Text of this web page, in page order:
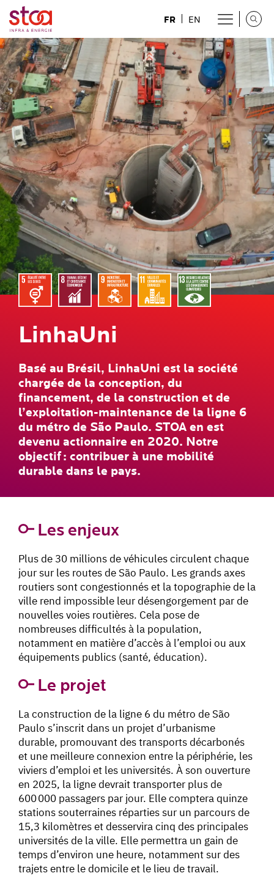
FR EN
LinhaUni
Basé au Brésil, LinhaUni est la société
chargée de la conception, du
financement, de la construction et de
l’exploitation-maintenance de la ligne 6
du métro de São Paulo. STOA en est
devenu actionnaire en 2020. Notre
objectif : contribuer à une mobilité
durable dans le pays.
Les enjeux
Plus de 30 millions de véhicules circulent chaque
jour sur les routes de São Paulo. Les grands axes
routiers sont congestionnés et la topographie de la
ville rend impossible leur désengorgement par de
nouvelles voies routières. Cela pose de
nombreuses difficultés à la population,
notamment en matière d’accès à l’emploi ou aux
équipements publics (santé, éducation).
Le projet
La construction de la ligne 6 du métro de São
Paulo s’inscrit dans un projet d’urbanisme
durable, promouvant des transports décarbonés
et une meilleure connexion entre la périphérie, les
viviers d’emploi et les universités. À son ouverture
en 2025, la ligne devrait transporter plus de
600 000 passagers par jour. Elle comptera quinze
stations souterraines réparties sur un parcours de
15,3 kilomètres et desservira cinq des principales
universités de la ville. Elle permettra un gain de
temps d’environ une heure, notamment sur des
trajets entre le domicile et le lieu de travail.